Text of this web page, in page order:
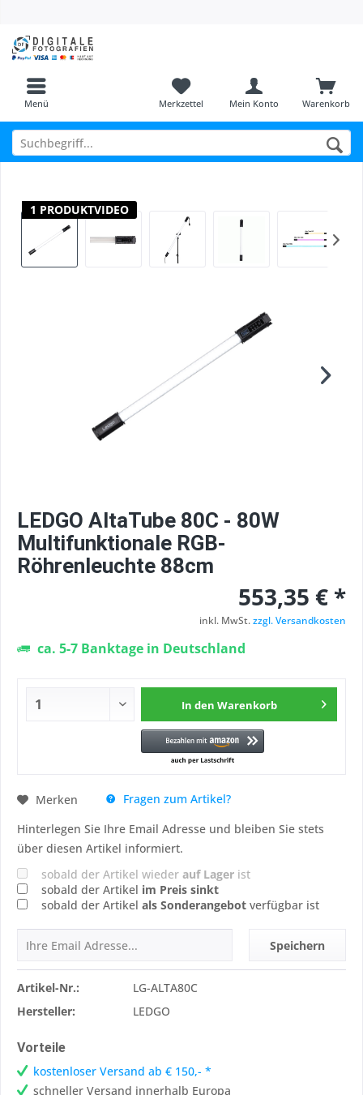
Menü Warenkorb
Merkzettel Mein Konto
1 PRODUKTVIDEO
LEDGO AltaTube 80C - 80W
Multifunktionale RGB-
Röhrenleuchte 88cm
553,35 € *
inkl. MwSt.zzgl. Versandkosten
ca. 5-7 Banktage in Deutschland
In den Warenkorb
Merken
Fragen zum Artikel?
Hinterlegen Sie Ihre Email Adresse und bleiben Sie stets
über diesen Artikel informiert.
sobald der Artikel wieder auf Lager ist
sobald der Artikel im Preis sinkt
sobald der Artikel als Sonderangebot verfügbar ist
Speichern
Artikel-Nr.:
LG-ALTA80C
Hersteller:
LEDGO
Vorteile
kostenloser Versand ab € 150,- *
schneller Versand innerhalb Europa